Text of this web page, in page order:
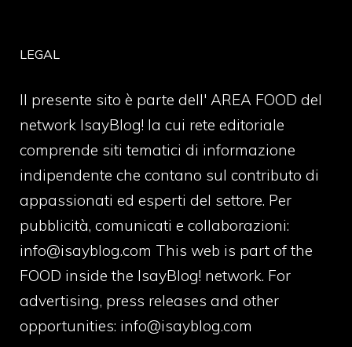
LEGAL
Il presente sito è parte dell' AREA FOOD del
network IsayBlog! la cui rete editoriale
comprende siti tematici di informazione
indipendente che contano sul contributo di
appassionati ed esperti del settore. Per
pubblicità, comunicati e collaborazioni:
info@isayblog.com This web is part of the
FOOD inside the IsayBlog! network. For
advertising, press releases and other
opportunities: info@isayblog.com